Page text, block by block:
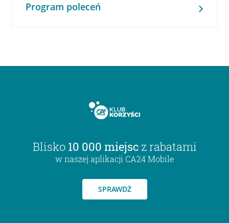
Program poleceń
Blisko 10 000 miejsc z rabatami
w naszej aplikacji CA24 Mobile
SPRAWDŹ